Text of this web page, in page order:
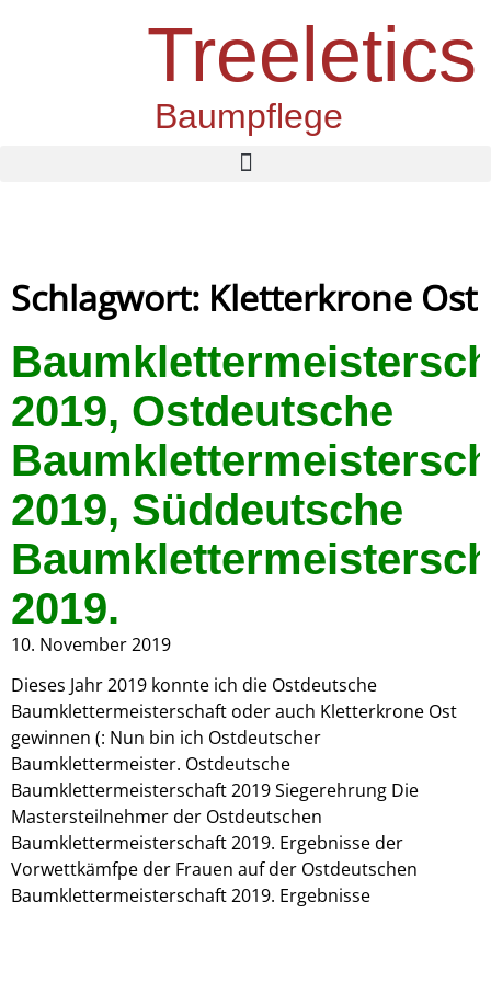
Treeletics
Baumpflege
Schlagwort: Kletterkrone Ost
2019, Ostdeutsche
2019, Süddeutsche
2019.
10. November 2019
Dieses Jahr 2019 konnte ich die Ostdeutsche
Baumklettermeisterschaft oder auch Kletterkrone Ost
gewinnen (: Nun bin ich Ostdeutscher
Baumklettermeister. Ostdeutsche
Baumklettermeisterschaft 2019 Siegerehrung Die
Mastersteilnehmer der Ostdeutschen
Baumklettermeisterschaft 2019. Ergebnisse der
Vorwettkämfpe der Frauen auf der Ostdeutschen
Baumklettermeisterschaft 2019. Ergebnisse